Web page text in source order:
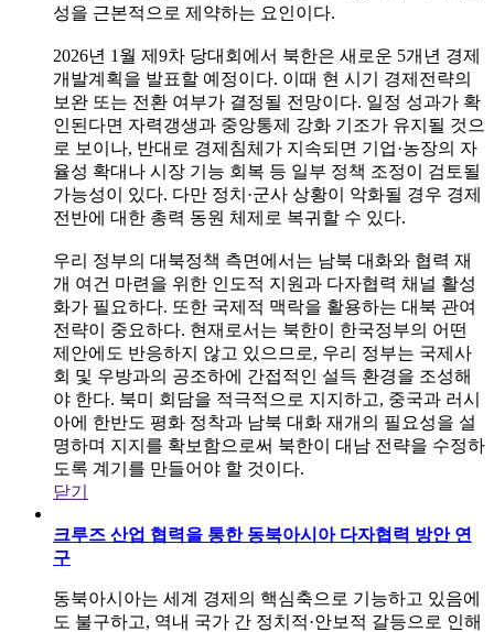
성을 근본적으로 제약하는 요인이다.
2026년 1월 제9차 당대회에서 북한은 새로운 5개년 경제
개발계획을 발표할 예정이다. 이때 현 시기 경제전략의
보완 또는 전환 여부가 결정될 전망이다. 일정 성과가 확
인된다면 자력갱생과 중앙통제 강화 기조가 유지될 것으
로 보이나, 반대로 경제침체가 지속되면 기업·농장의 자
율성 확대나 시장 기능 회복 등 일부 정책 조정이 검토될
가능성이 있다. 다만 정치·군사 상황이 악화될 경우 경제
전반에 대한 총력 동원 체제로 복귀할 수 있다.
우리 정부의 대북정책 측면에서는 남북 대화와 협력 재
개 여건 마련을 위한 인도적 지원과 다자협력 채널 활성
화가 필요하다. 또한 국제적 맥락을 활용하는 대북 관여
전략이 중요하다. 현재로서는 북한이 한국정부의 어떤
제안에도 반응하지 않고 있으므로, 우리 정부는 국제사
회 및 우방과의 공조하에 간접적인 설득 환경을 조성해
야 한다. 북미 회담을 적극적으로 지지하고, 중국과 러시
아에 한반도 평화 정착과 남북 대화 재개의 필요성을 설
명하며 지지를 확보함으로써 북한이 대남 전략을 수정하
도록 계기를 만들어야 할 것이다.
닫기
크루즈 산업 협력을 통한 동북아시아 다자협력 방안 연
구
동북아시아는 세계 경제의 핵심축으로 기능하고 있음에
도 불구하고, 역내 국가 간 정치적·안보적 갈등으로 인해